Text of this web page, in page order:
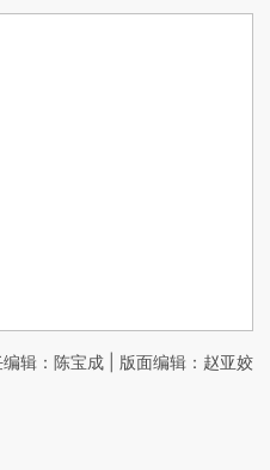
编辑：陈宝成 | 版面编辑：赵亚姣